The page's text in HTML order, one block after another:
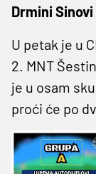
Drmini Sinovi
U petak je u
2. MNT
je u osam
proći će po